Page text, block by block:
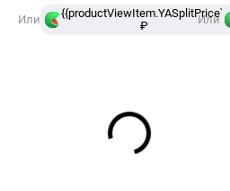
Или
{{productViewItem.YASplitPrice}}
₽
Или